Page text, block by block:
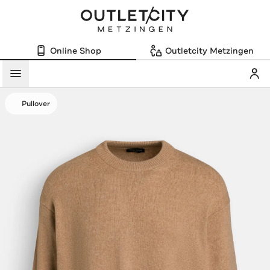
Online Shop Outletcity Metzingen
Menü
Pullover